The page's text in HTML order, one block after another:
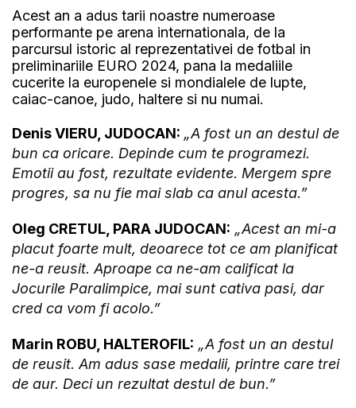
Acest an a adus tarii noastre numeroase
performante pe arena internationala, de la
parcursul istoric al reprezentativei de fotbal in
preliminariile EURO 2024, pana la medaliile
cucerite la europenele si mondialele de lupte,
caiac-canoe, judo, haltere si nu numai.
Denis VIERU, JUDOCAN: „A fost un an destul de
bun ca oricare. Depinde cum te programezi.
Emotii au fost, rezultate evidente. Mergem spre
progres, sa nu fie mai slab ca anul acesta.”
Oleg CRETUL, PARA JUDOCAN: „Acest an mi-a
placut foarte mult, deoarece tot ce am planificat
ne-a reusit. Aproape ca ne-am calificat la
Jocurile Paralimpice, mai sunt cativa pasi, dar
cred ca vom fi acolo.”
Marin ROBU, HALTEROFIL: „A fost un an destul
de reusit. Am adus sase medalii, printre care trei
de aur. Deci un rezultat destul de bun.”